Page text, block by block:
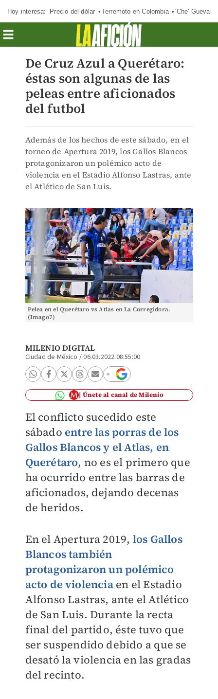
Hoy interesa: Precio del dólar Terremoto en Colombia 'Che' Guevara
De Cruz Azul a Querétaro:
éstas son algunas de las
peleas entre aficionados
del futbol
Además de los hechos de este sábado, en el
torneo de Apertura 2019, los Gallos Blancos
protagonizaron un polémico acto de
violencia en el Estadio Alfonso Lastras, ante
el Atlético de San Luis.
Pelea en el Querétaro vs Atlas en La Corregidora.
(Imago7)
MILENIO DIGITAL
Ciudad de México /06.03.2022 08:55:00
Únete al canal de Milenio
El conflicto sucedido este
sábado entre las porras de los
Gallos Blancos y el Atlas, en
Querétaro, no es el primero que
ha ocurrido entre las barras de
aficionados, dejando decenas
de heridos.
En el Apertura 2019, los Gallos
Blancos también
protagonizaron un polémico
acto de violenciaen el Estadio
Alfonso Lastras, ante el Atlético
de San Luis. Durante la recta
final del partido, éste tuvo que
ser suspendido debido a que se
desató la violencia en las gradas
del recinto.